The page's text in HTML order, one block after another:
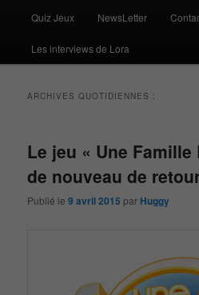
Quiz Jeux NewsLetter
Les interviews de Lora
ARCHIVES QUOTIDIENNES :
Le jeu « Une Famille
de nouveau de
Publié le9 avril 2015 par Huggy